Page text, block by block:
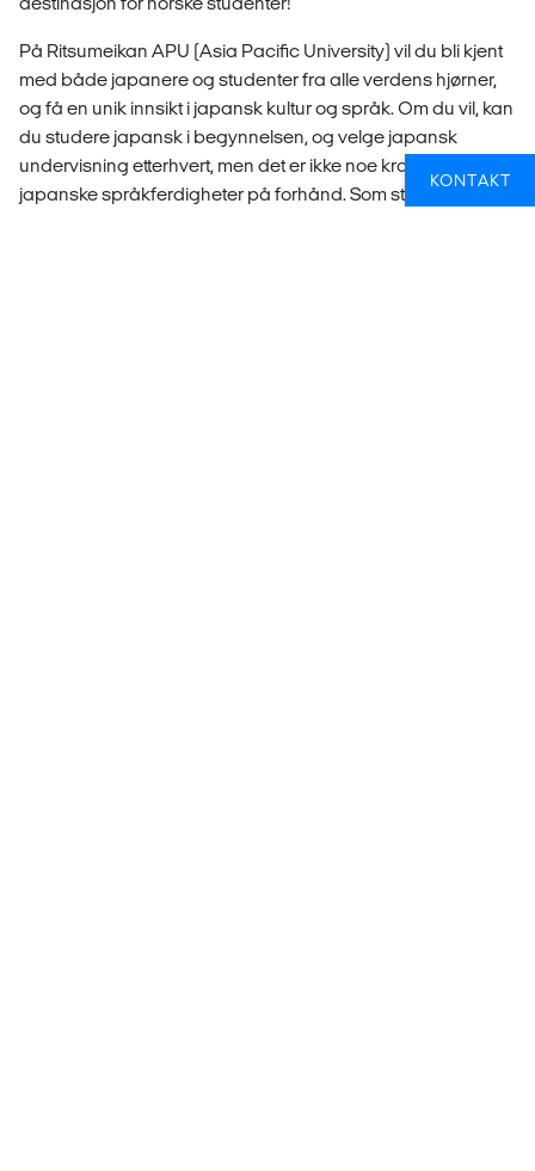
På Ritsumeikan APU (Asia Pacific University) vil du bli kjent
med både japanere og studenter fra alle verdens hjørner,
og få en unik innsikt i japansk kultur og språk. Om du vil, kan
du studere japansk i begynnelsen, og velge japansk
undervisning etterhvert, men det er ikke noe krav om
japanske språkferdigheter på forhånd. Som student på
KONTAKT